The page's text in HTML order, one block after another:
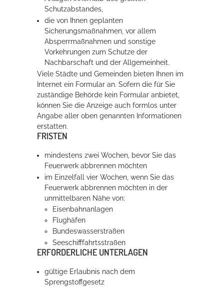
Schutzabstandes,
die von Ihnen geplanten
Sicherungsmaßnahmen, vor allem
Absperrmaßnahmen und sonstige
Vorkehrungen zum Schutze der
Nachbarschaft und der Allgemeinheit.
Viele Städte und Gemeinden bieten Ihnen im
Internet ein Formular an. Sofern die für Sie
zuständige Behörde kein Formular anbietet,
können Sie die Anzeige auch formlos unter
Angabe aller oben genannten Informationen
erstatten.
FRISTEN
mindestens zwei Wochen, bevor Sie das
Feuerwerk abbrennen möchten
im Einzelfall vier Wochen, wenn Sie das
Feuerwerk abbrennen möchten in der
unmittelbaren Nähe von:
Eisenbahnanlagen
Flughäfen
Bundeswasserstraßen
Seeschifffahrtsstraßen
ERFORDERLICHE UNTERLAGEN
gültige Erlaubnis nach dem
Sprengstoffgesetz